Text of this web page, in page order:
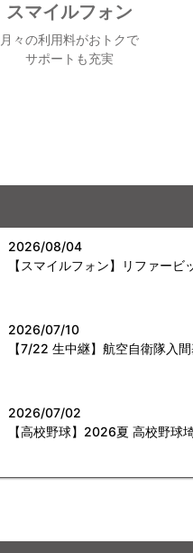
スマイルフォン
月々の利用料がおトクで
サポートも充実
2026/08/04
【スマイルフォン】リファー
2026/07/10
【7/22 生中継】航空自衛隊入
2026/07/02
【高校野球】2026夏 高校野球